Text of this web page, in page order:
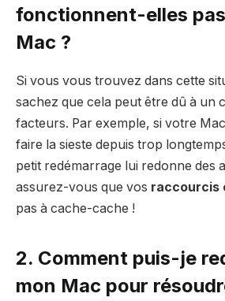
fonctionnent-elles
Mac ?
Si vous vous trouvez dans cette
sachez que cela peut être dû à un
facteurs. Par exemple, si votre
faire la sieste depuis trop
petit redémarrage lui redonne des
assurez-vous que vos raccourcis
pas à cache-cache !
2. Comment puis-je
mon Mac pour